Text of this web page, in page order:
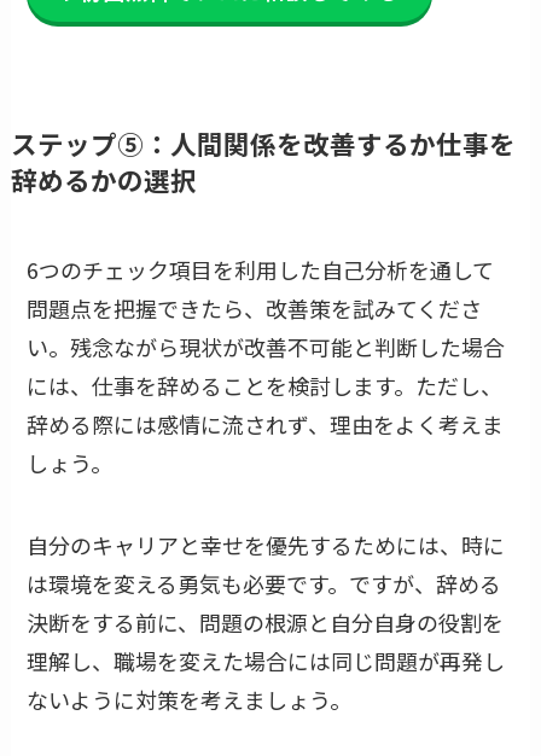
ステップ⑤：人間関係を改善するか仕事を
辞めるかの選択
6つのチェック項目を利用した自己分析を通して
問題点を把握できたら、改善策を試みてくださ
い。残念ながら現状が改善不可能と判断した場合
には、仕事を辞めることを検討します。ただし、
辞める際には感情に流されず、理由をよく考えま
しょう。
自分のキャリアと幸せを優先するためには、時に
は環境を変える勇気も必要です。ですが、辞める
決断をする前に、問題の根源と自分自身の役割を
理解し、職場を変えた場合には同じ問題が再発し
ないように対策を考えましょう。